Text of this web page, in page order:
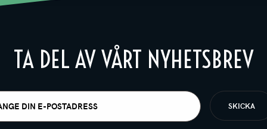
TA DEL AV VÅRT NYHETSBREV